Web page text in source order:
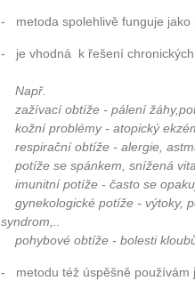
- metoda spolehlivě funguje jako
- je vhodná k řešení
Např.
zažívací obtíže - pálení
kožní problémy - atopický
respirační obtíže - alergie,
potíže se spánkem, snížená
imunitní potíže - často se
gynekologické potíže - výtoky,
syndrom,..
pohybové obtíže - bolesti
- metodu též úspěšně používám